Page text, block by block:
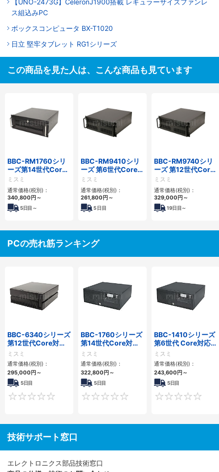
ス組込みPC
ボックスコンピュータ BX-T1020
日立 堅牢タブレット RG1シリーズ
この商品を見た人は、こんな商品も見ています
BBC-RM1760シリ
ーズ第14世代Core
対応ラックマウント
3PCIe
ミスミ
通常価格(税別)：
340,800円～
5日目～
BBC-RM9410シリ
ーズ 第6世代Core対
応ラックマウント
FAPC 3PCI・3PCIe
ミスミ
通常価格(税別)：
261,800円～
5日目
BBC-RM9740シリ
ーズ 第12世代Core
対応ラックマウント
FAPC4PCI・3PCIe
ミスミ
通常価格(税別)：
329,000円～
19日目～
PCの売れ筋ランキング
BBC-6340シリーズ
第12世代Core対応
小型フロアマウント
PC2PCI/2PCIe
ミスミ
通常価格(税別)：
295,000円～
5日目
0
BBC-1760シリーズ
第14世代Core対応
小型フロアマウント
3PCIe
ミスミ
通常価格(税別)：
322,800円～
5日目
0
BBC-1410シリーズ
第6世代 Core対応フ
ロアマウントFAPC
3PCI・3PCIe
ミスミ
通常価格(税別)：
243,600円～
5日目
技術サポート窓口
エレクトロニクス部品技術窓口